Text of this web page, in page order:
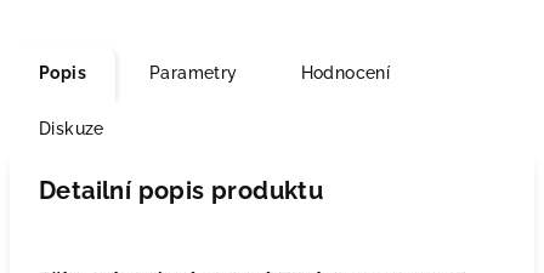
Popis Parametry Hodnocení
Diskuze
Detailní popis produktu